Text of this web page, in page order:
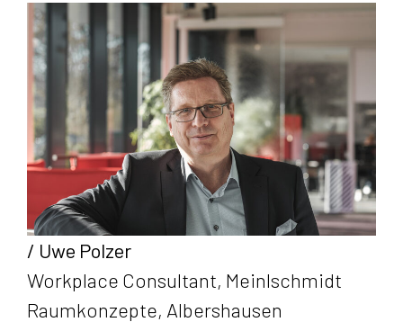
/ Uwe Polzer
Workplace Consultant, Meinlschmidt
Raumkonzepte, Albershausen